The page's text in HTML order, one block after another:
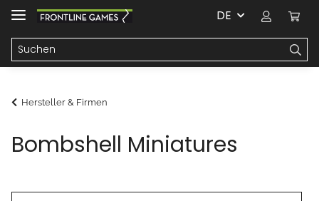
DE
Hersteller & Firmen
Bombshell Miniatures